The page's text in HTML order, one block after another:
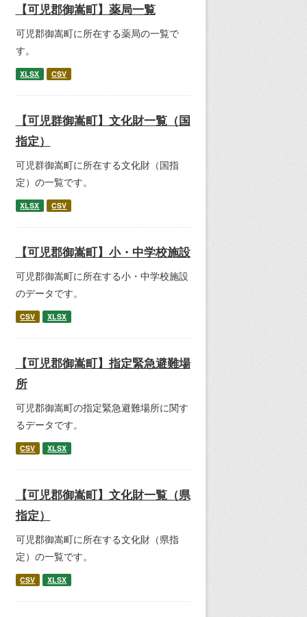
【可児郡御嵩町】薬局一覧
可児郡御嵩町に所在する薬局の一覧で
す。
XLSX CSV
【可児群御嵩町】文化財一覧（国
指定）
可児群御嵩町に所在する文化財（国指
定）の一覧です。
XLSX CSV
【可児郡御嵩町】小・中学校施設
可児郡御嵩町に所在する小・中学校施設
のデータです。
CSV XLSX
【可児郡御嵩町】指定緊急避難場
所
可児郡御嵩町の指定緊急避難場所に関す
るデータです。
CSV XLSX
【可児郡御嵩町】文化財一覧（県
指定）
可児郡御嵩町に所在する文化財（県指
定）の一覧です。
CSV XLSX